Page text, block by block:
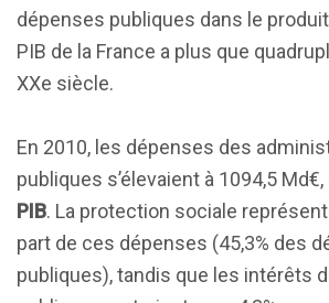
dépenses publiques dans le
PIB de la France a plus que
XXe siècle.
En 2010, les dépenses des
publiques s’élevaient à 1094,5
PIB. La protection sociale
part de ces dépenses (45,3% des
publiques), tandis que les intérêts